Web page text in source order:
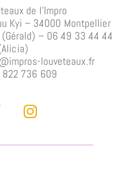
de l’Impro
Kyi – 34000 Montpellier
– 06 49 33 44 44
louveteaux.fr
822 736 609